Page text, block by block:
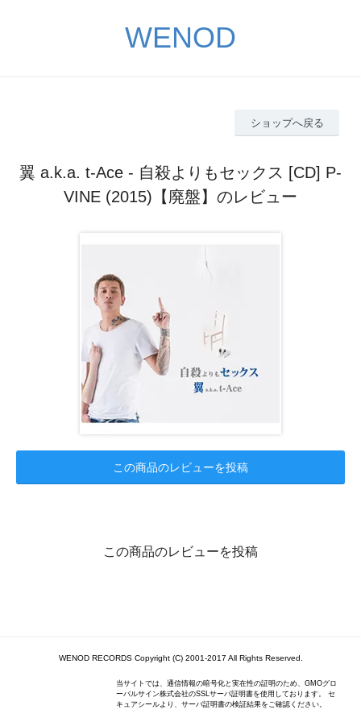
WENOD
ショップへ戻る
翼 a.k.a. t-Ace - 自殺よりもセックス [CD] P-
VINE (2015)【廃盤】のレビュー
この商品のレビューを投稿
この商品のレビューを投稿
WENOD RECORDS Copyright (C) 2001-2017 All Rights Reserved.
当サイトでは、通信情報の暗号化と実在性の証明のため、GMOグロ
ーバルサイン株式会社のSSLサーバ証明書を使用しております。 セ
キュアシールより、サーバ証明書の検証結果をご確認ください。